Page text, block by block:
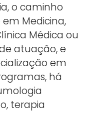
o caminho
Medicina,
Médica ou
atuação, e
em
há
terapia